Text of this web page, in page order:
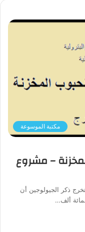
مكتبة الموسوعة
– مشروع
ذكر الجيولوجين أن
ألف…